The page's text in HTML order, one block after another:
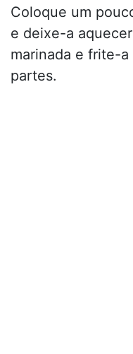
Coloque um
e deixe-a
marinada e frite-
partes.